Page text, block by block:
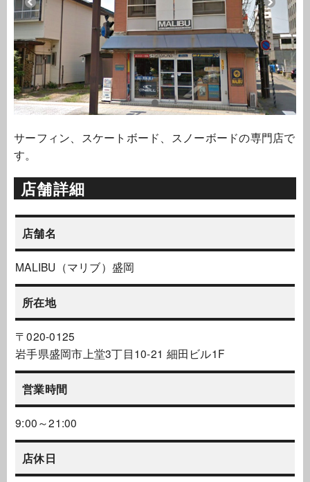
サーフィン、スケートボード、スノーボードの専門店で
す。
店舗詳細
店舗名
MALIBU（マリブ）盛岡
所在地
〒020-0125
岩手県盛岡市上堂3丁目10-21 細田ビル1F
営業時間
9:00～21:00
店休日